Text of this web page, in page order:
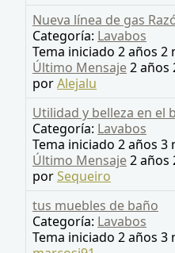
Nueva línea de gas
Categoría: Lavabos
Tema iniciado 2 años 2
Último Mensaje2 años
porAlejalu
Utilidad y belleza en el
Categoría: Lavabos
Tema iniciado 2 años 3
Último Mensaje2 años
porSequeiro
tus muebles de baño
Categoría: Lavabos
Tema iniciado 2 años 3